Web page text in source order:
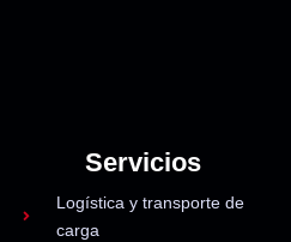
Servicios
Logística y transporte de
carga